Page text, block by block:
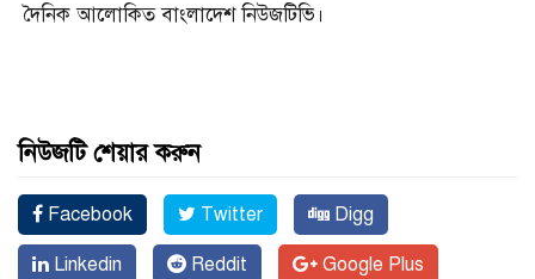
দৈনিক আলোকিত বাংলাদেশ নিউজটিভি।
নিউজটি শেয়ার করুন
Facebook Twitter Digg
Linkedin Reddit Google Plus